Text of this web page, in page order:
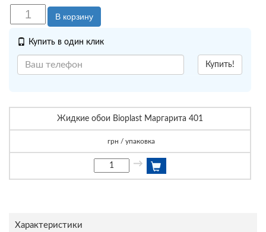
В корзину
Купить в один клик
Купить!
Жидкие обои Bioplast Маргарита 401
грн / упаковка
→
Характеристики